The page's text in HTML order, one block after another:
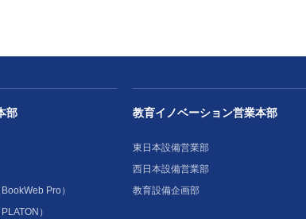
部
Pro）
）
教育イノベーション営業本部
東日本設備営業部
西日本設備営業部
教育設備企画部